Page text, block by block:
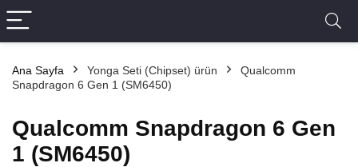
Ana Sayfa Yonga Seti (Chipset) ürün
Qualcomm
Snapdragon 6 Gen 1 (SM6450)
Qualcomm Snapdragon 6 Gen
1 (SM6450)